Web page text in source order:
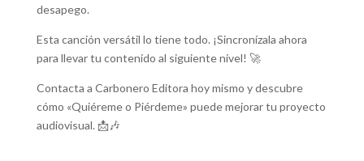
desapego.
Esta canción versátil lo tiene todo. ¡Sincronízala ahora
para llevar tu contenido al siguiente nivel! 🚀
Contacta a Carbonero Editora hoy mismo y descubre
cómo «Quiéreme o Piérdeme» puede mejorar tu proyecto
audiovisual. 📩🎶